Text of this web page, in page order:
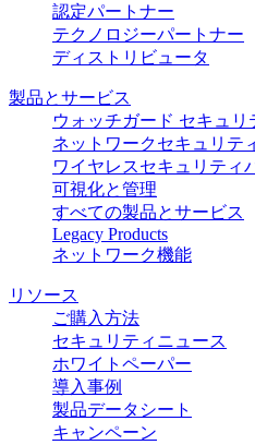
認定パートナー
テクノロジーパートナー
ディストリビュータ
製品とサービス
ウォッチガード セキュリ
ネットワークセキュリテ
ワイヤレスセキュリティ
可視化と管理
すべての製品とサービス
Legacy Products
ネットワーク機能
リソース
ご購入方法
セキュリティニュース
ホワイトペーパー
導入事例
製品データシート
キャンペーン